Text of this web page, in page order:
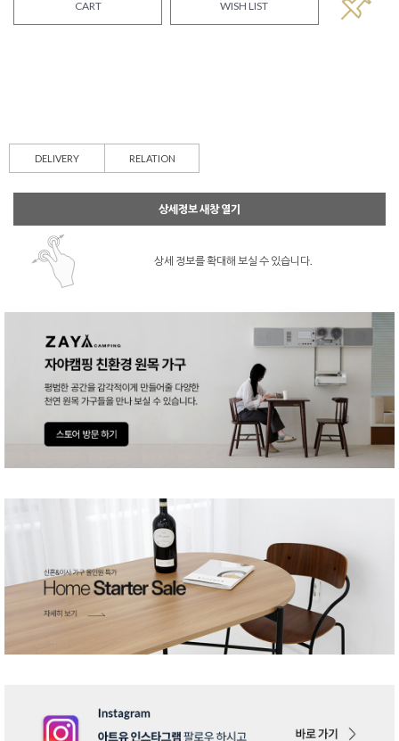
CART WISH LIST
DELIVERY RELATION
상세정보 새창 열기
상세 정보를 확대해 보실 수 있습니다.